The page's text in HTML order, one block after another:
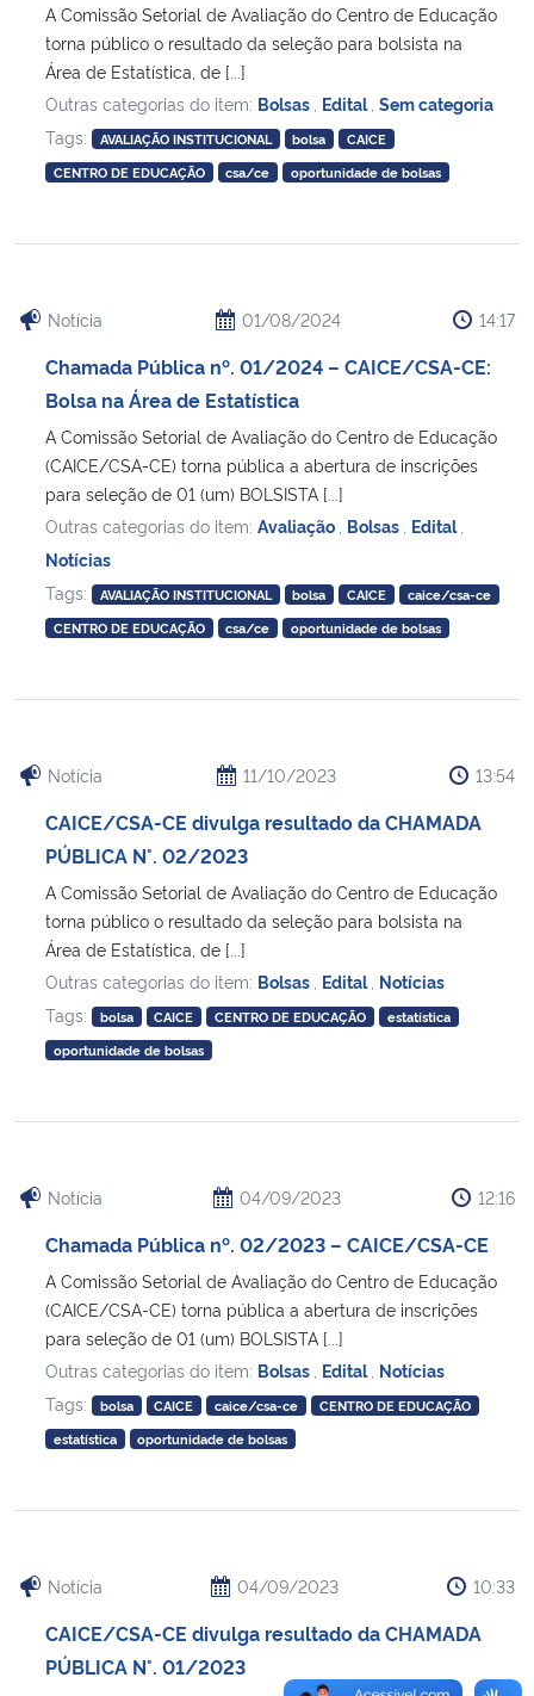
A Comissão Setorial de Avaliação do Centro de Educação
torna público o resultado da seleção para bolsista na
Área de Estatística, de [...]
Outras categorias do item: Bolsas Edital Sem categoria
Tags:
AVALIAÇÃO INSTITUCIONAL bolsa
CAICE
CENTRO DE EDUCAÇÃO
csa/ce oportunidade de bolsas
Notícia 01/08/2024 14:17
Chamada Pública nº. 01/2024 – CAICE/CSA-CE:
Bolsa na Área de Estatística
A Comissão Setorial de Avaliação do Centro de Educação
(CAICE/CSA-CE) torna pública a abertura de inscrições
para seleção de 01 (um) BOLSISTA [...]
Outras categorias do item: Avaliação Bolsas Edital
Notícias
Tags:
AVALIAÇÃO INSTITUCIONAL bolsa CAICE
caice/csa-ce
CENTRO DE EDUCAÇÃO
csa/ce oportunidade de bolsas
Notícia 11/10/2023 13:54
CAICE/CSA-CE divulga resultado da CHAMADA
PÚBLICA N°. 02/2023
A Comissão Setorial de Avaliação do Centro de Educação
torna público o resultado da seleção para bolsista na
Área de Estatística, de [...]
Outras categorias do item: Bolsas Edital
Notícias
Tags:
bolsa CAICE CENTRO DE EDUCAÇÃO
estatística
oportunidade de bolsas
Notícia 04/09/2023 12:16
Chamada Pública nº. 02/2023 – CAICE/CSA-CE
A Comissão Setorial de Avaliação do Centro de Educação
(CAICE/CSA-CE) torna pública a abertura de inscrições
para seleção de 01 (um) BOLSISTA [...]
Outras categorias do item: Bolsas Edital
Notícias
Tags:
bolsa CAICE caice/csa-ce
CENTRO DE EDUCAÇÃO
estatística
oportunidade de bolsas
Notícia 04/09/2023 10:33
CAICE/CSA-CE divulga resultado da CHAMADA
PÚBLICA N°. 01/2023